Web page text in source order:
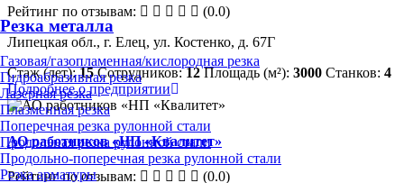
Резка металла
Газовая/газопламенная/кислородная резка
Гидроабразивная резка
Лазерная резка
Плазменная резка
Поперечная резка рулонной стали
Продольная резка рулонной стали
Продольно-поперечная резка рулонной стали
Резка арматуры
Рейтинг по отзывам:
(0.0)
Липецкая обл., г. Елец, ул. Костенко, д. 67Г
Стаж (лет):15 Сотрудников:12 Площадь (м²): 3000 Станков: 4
Подробнее о предприятии
АО работников «НП «Квалитет»
Рейтинг по отзывам: (0.0)